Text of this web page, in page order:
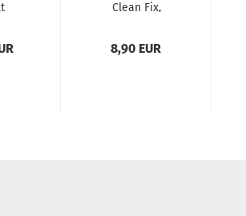
Clean Fix,
8,90 EUR